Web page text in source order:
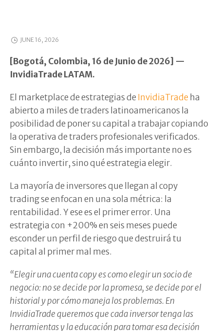
JUNE 16, 2026
[Bogotá, Colombia, 16 de Junio de 2026] —
InvidiaTrade LATAM.
El marketplace de estrategias de InvidiaTrade ha
abierto a miles de traders latinoamericanos la
posibilidad de poner su capital a trabajar copiando
la operativa de traders profesionales verificados.
Sin embargo, la decisión más importante no es
cuánto invertir, sino qué estrategia elegir.
La mayoría de inversores que llegan al copy
trading se enfocan en una sola métrica: la
rentabilidad. Y ese es el primer error. Una
estrategia con +200% en seis meses puede
esconder un perfil de riesgo que destruirá tu
capital al primer mal mes.
“Elegir una cuenta copy es como elegir un socio de
negocio: no se decide por la promesa, se decide por el
historial y por cómo maneja los problemas. En
InvidiaTrade queremos que cada inversor tenga las
herramientas y la educación para tomar esa decisión